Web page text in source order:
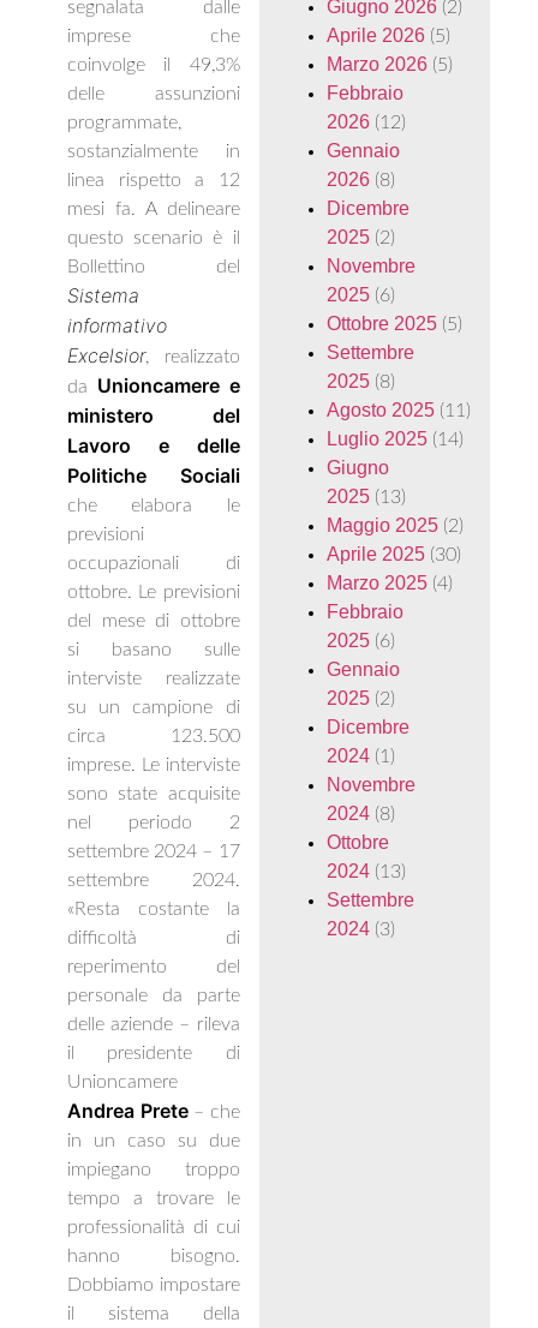
segnalata dalle
imprese che
coinvolge il 49,3%
delle assunzioni
programmate,
sostanzialmente in
linea rispetto a 12
mesi fa. A delineare
questo scenario è il
Bollettino del
Sistema
informativo
Excelsior, realizzato
da Unioncamere e
ministero del
Lavoro e delle
Politiche Sociali
che elabora le
previsioni
occupazionali di
ottobre. Le previsioni
del mese di ottobre
si basano sulle
interviste realizzate
su un campione di
circa 123.500
imprese. Le interviste
sono state acquisite
nel periodo 2
settembre 2024 – 17
settembre 2024.
«Resta costante la
difficoltà di
reperimento del
personale da parte
delle aziende – rileva
il presidente di
Unioncamere
Andrea Prete– che
in un caso su due
impiegano troppo
tempo a trovare le
professionalità di cui
hanno bisogno.
Dobbiamo impostare
il sistema della
Giugno 2026(2)
Aprile 2026(5)
Marzo 2026(5)
Febbraio
2026(12)
Gennaio
2026(8)
Dicembre
2025(2)
Novembre
2025(6)
Ottobre 2025(5)
Settembre
2025(8)
Agosto 2025(11)
Luglio 2025(14)
Giugno
2025(13)
Maggio 2025(2)
Aprile 2025(30)
Marzo 2025(4)
Febbraio
2025(6)
Gennaio
2025(2)
Dicembre
2024(1)
Novembre
2024(8)
Ottobre
2024(13)
Settembre
2024(3)